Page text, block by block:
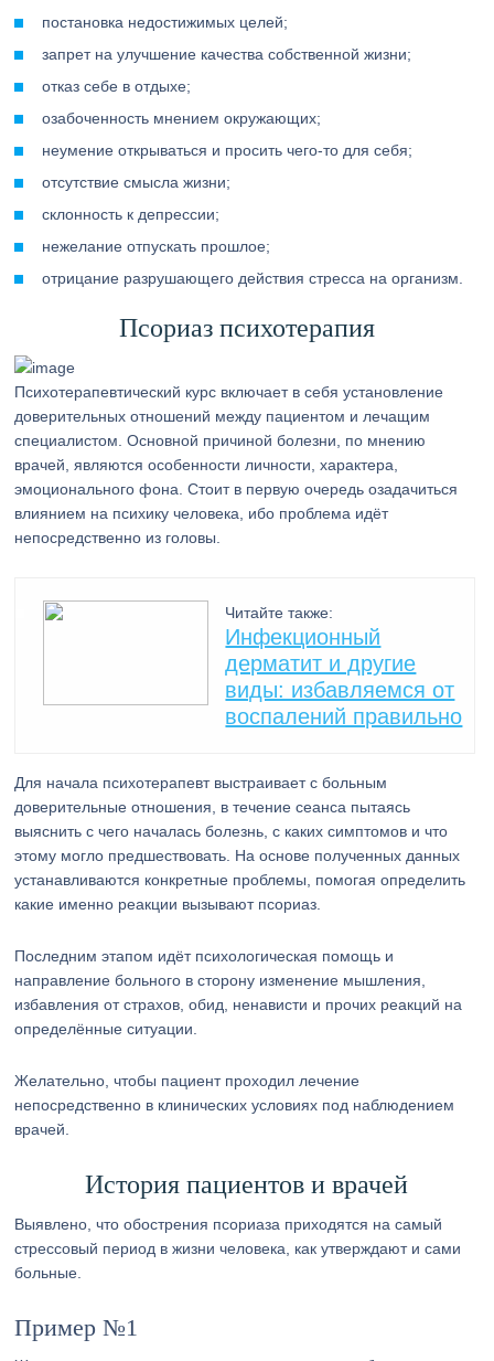
постановка недостижимых целей;
запрет на улучшение качества собственной жизни;
отказ себе в отдыхе;
озабоченность мнением окружающих;
неумение открываться и просить чего-то для себя;
отсутствие смысла жизни;
склонность к депрессии;
нежелание отпускать прошлое;
отрицание разрушающего действия стресса на организм.
Псориаз психотерапия
Психотерапевтический курс включает в себя установление
доверительных отношений между пациентом и лечащим
специалистом. Основной причиной болезни, по мнению
врачей, являются особенности личности, характера,
эмоционального фона. Стоит в первую очередь озадачиться
влиянием на психику человека, ибо проблема идёт
непосредственно из головы.
Читайте также:
Инфекционный
дерматит и другие
виды: избавляемся от
воспалений правильно
Для начала психотерапевт выстраивает с больным
доверительные отношения, в течение сеанса пытаясь
выяснить с чего началась болезнь, с каких симптомов и что
этому могло предшествовать. На основе полученных данных
устанавливаются конкретные проблемы, помогая определить
какие именно реакции вызывают псориаз.
Последним этапом идёт психологическая помощь и
направление больного в сторону изменение мышления,
избавления от страхов, обид, ненависти и прочих реакций на
определённые ситуации.
Желательно, чтобы пациент проходил лечение
непосредственно в клинических условиях под наблюдением
врачей.
История пациентов и врачей
Выявлено, что обострения псориаза приходятся на самый
стрессовый период в жизни человека, как утверждают и сами
больные.
Пример №1